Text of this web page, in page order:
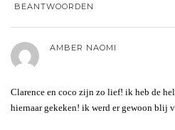
BEANTWOORDEN
AMBER NAOMI
Clarence en coco zijn zo lief! ik heb de
hiernaar gekeken! ik werd er gewoon blij